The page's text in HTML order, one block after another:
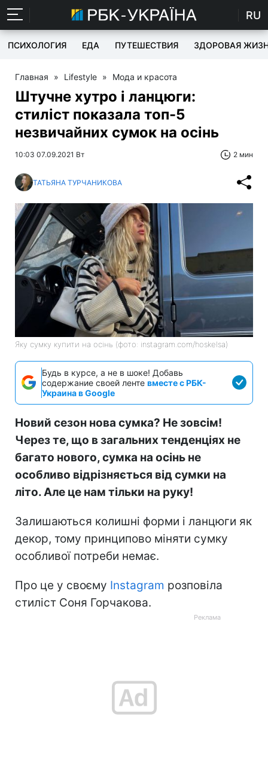
RU
ПСИХОЛОГИЯ ЕДА ПУТЕШЕСТВИЯ ЗДОРОВАЯ
Главная » Lifestyle » Мода и красота
Штучне хутро і ланцюги:
стиліст показала топ-5
незвичайних сумок на осінь
10:03 07.09.2021 Вт 2 мин
ТАТЬЯНА ТУРЧАНИКОВА
Яку сумку купити на осінь (фото: instagram.com/hoskelsa)
Будь в курсе, а не в шоке! Добавь
содержание своей ленте вместе с РБК-
Украина в Google
Новий сезон нова сумка? Не зовсім!
Через те, що в загальних тенденціях не
багато нового, сумка на осінь не
особливо відрізняється від сумки на
літо. Але це нам тільки на руку!
Залишаються колишні форми і ланцюги як
декор, тому принципово міняти сумку
особливої потреби немає.
Про це у своєму Instagram розповіла
стиліст Соня Горчакова.